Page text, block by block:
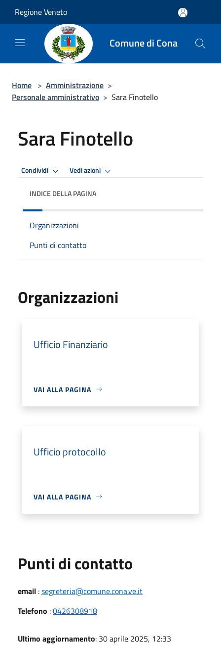
Regione Veneto
Comune di Cona
Home > Amministrazione >
Personale amministrativo > Sara Finotello
Sara Finotello
Condividi Vedi azioni
INDICE DELLA PAGINA
Organizzazioni
Punti di contatto
Organizzazioni
Ufficio Finanziario
VAI ALLA PAGINA
Ufficio protocollo
VAI ALLA PAGINA
Punti di contatto
email :segreteria@comune.cona.ve.it
Telefono :0426308918
Ultimo aggiornamento: 30 aprile 2025, 12:33